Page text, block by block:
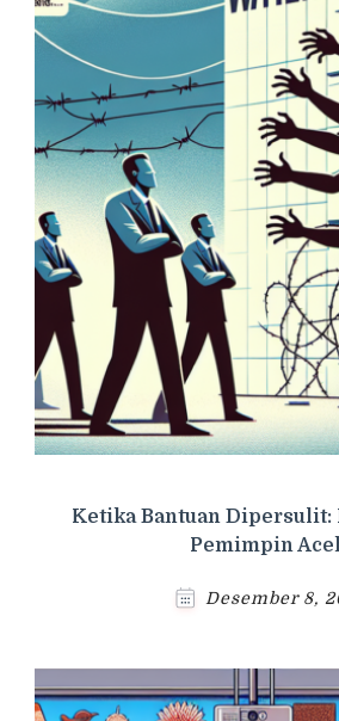
Ketika Bantuan Dipersulit:
Pemimpin
Desember 8,